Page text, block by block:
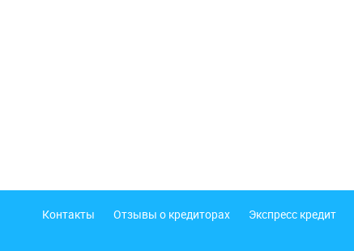
Подвал
Контакты Отзывы о кредиторах Экспресс кредит